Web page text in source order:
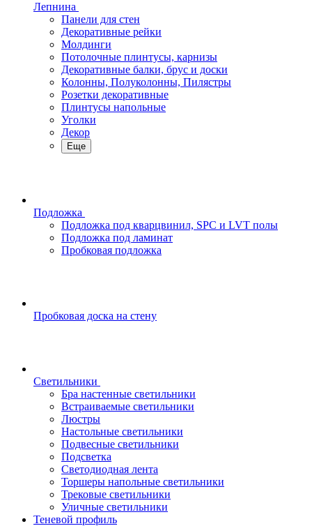
Лепнина
Панели для стен
Декоративные рейки
Молдинги
Потолочные плинтусы, карнизы
Декоративные балки, брус и доски
Колонны, Полуколонны, Пилястры
Розетки декоративные
Плинтусы напольные
Уголки
Декор
Еще
Подложка
Подложка под кварцвинил, SPC и LVT полы
Подложка под ламинат
Пробковая подложка
Пробковая доска на стену
Светильники
Бра настенные светильники
Встраиваемые светильники
Люстры
Настольные светильники
Подвесные светильники
Подсветка
Светодиодная лента
Торшеры напольные светильники
Трековые светильники
Уличные светильники
Теневой профиль